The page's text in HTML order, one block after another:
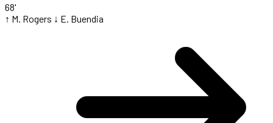
68'
↑ M. Rogers ↓ E. Buendia